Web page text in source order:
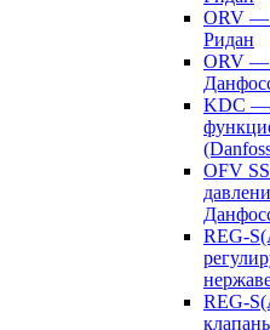
ORV —
Ридан
ORV —
KDC —
OFV
REG-
REG-